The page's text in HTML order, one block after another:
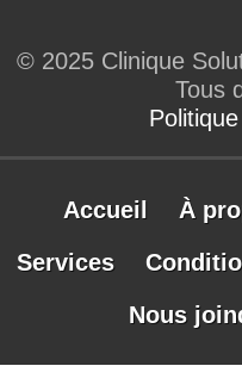
© 2025 Clinique
Tous
Accueil À
Services
Nous